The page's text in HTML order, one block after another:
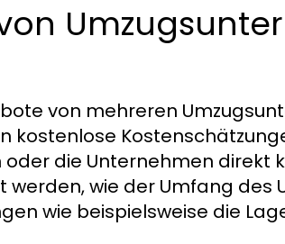
von mehreren
kostenlose
die Unternehmen direkt
wie der Umfang des
wie beispielsweise die